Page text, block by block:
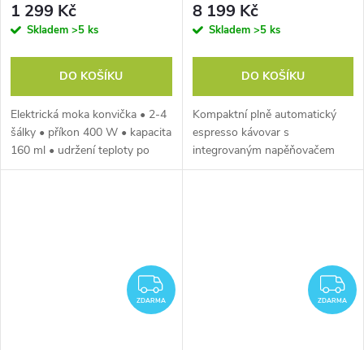
1 299 Kč
Skladem >5 ks
DO KOŠÍKU
Elektrická moka konvička • 2-4
šálky • příkon 400 W • kapacita
160 ml • udržení teploty po
dobu 30 minut • izolovaná
8 199 Kč
Skladem >5 ks
DO KOŠÍKU
Kompaktní plně automatický
espresso kávovar s
integrovaným napěňovačem
mléka a mlýnkem na kávu De
ZDARMA
ZDARMA ZDARMA